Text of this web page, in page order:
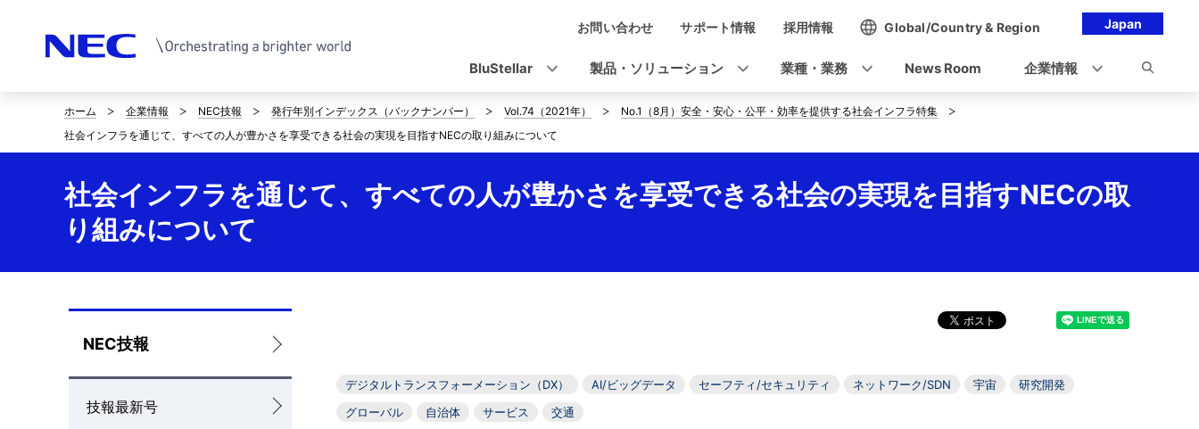
Japan
ゲ
ー
ョ
お問い合わせ サポート情報 採用情報 Global/Country & Region
BluStellar 製品・ソリューション 業種・業務 News Room 企業情報
サ
イ
ト
内
ホーム 企業情報 NEC技報 発行年別インデックス（バックナンバー） Vol.74（2021年）
No.1（8月）安全・安心・公平・効率を提供する社会インフラ特集
社会インフラを通じて、すべての人が豊かさを享受できる社会の実現を目指すNECの取り組みについて
社会インフラを通じて、すべての人が豊かさを享受できる社会の実現を目指すNECの取
り組みについて
ロ
ー
カ
NEC技報
技報最新号
デジタルトランスフォーメーション（DX） AI/ビッグデータ セーフティ/セキュリティ ネットワーク/SDN 宇宙
研究開発
グローバル
自治体 サービス 交通